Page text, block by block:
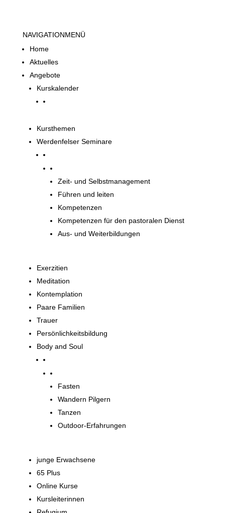
NAVIGATIONMENÜ
Home
Aktuelles
Angebote
Kurskalender
Kursthemen
Werdenfelser Seminare
Zeit- und Selbstmanagement
Führen und leiten
Kompetenzen
Kompetenzen für den pastoralen Dienst
Aus- und Weiterbildungen
Exerzitien
Meditation
Kontemplation
Paare Familien
Trauer
Persönlichkeitsbildung
Body and Soul
Fasten
Wandern Pilgern
Tanzen
Outdoor-Erfahrungen
junge Erwachsene
65 Plus
Online Kurse
Kursleiterinnen